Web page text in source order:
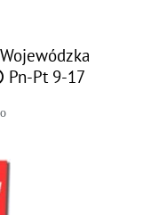
Pn-Pt 9-17